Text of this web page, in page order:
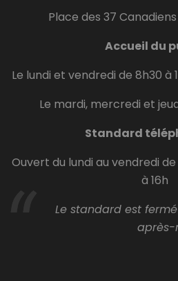
Place des 37 Canadiens
Accueil du
Le lundi et vendredi de 8h30 à
Le mardi, mercredi et
Standard
Ouvert du lundi au vendredi de
à 16h
Le standard est